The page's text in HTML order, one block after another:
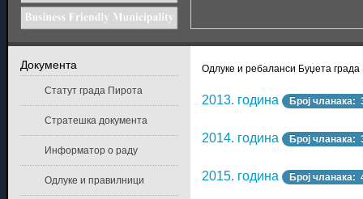
Одлуке и ребаланси Буџета
2013. година Број чланака:
2014. година Број чланака:
2015. година Број чланака:
Документа
Статут града Пирота
Стратешка документа
Информатор о раду
Одлуке и правилници